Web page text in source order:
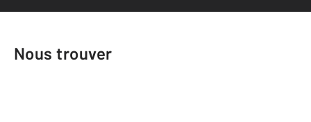
Nous trouver